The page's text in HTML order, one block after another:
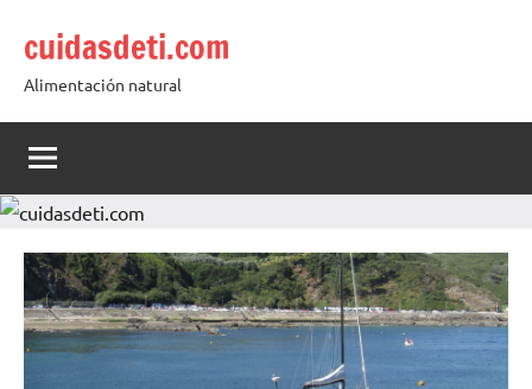
contenido
cuidasdeti.com
Alimentación natural